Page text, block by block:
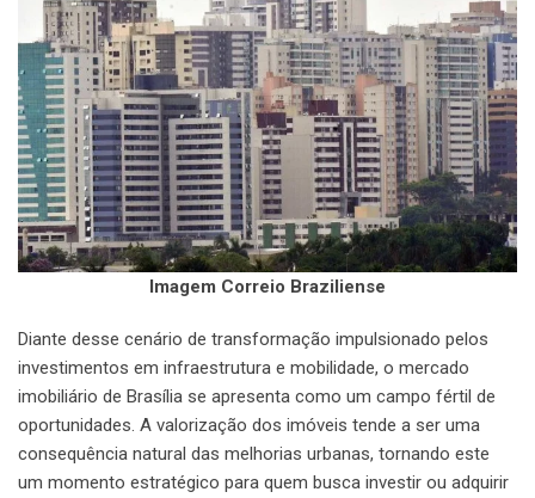
Imagem Correio Braziliense
Diante desse cenário de transformação impulsionado pelos
investimentos em infraestrutura e mobilidade, o mercado
imobiliário de Brasília se apresenta como um campo fértil de
oportunidades. A valorização dos imóveis tende a ser uma
consequência natural das melhorias urbanas, tornando este
um momento estratégico para quem busca investir ou adquirir